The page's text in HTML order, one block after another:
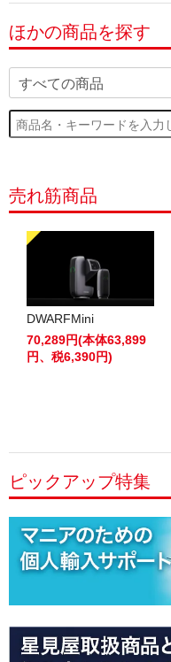
ほかの商品を探す
売れ筋商品
DWARFMini
70,289円(本体63,899
円、税6,390円)
ピックアップ特集